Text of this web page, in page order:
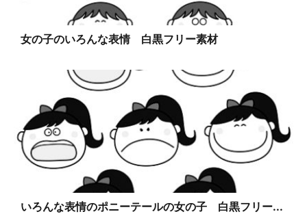
女の子のいろんな表情 白黒フリー素材
いろんな表情のポニーテールの女の子 白黒フリー...